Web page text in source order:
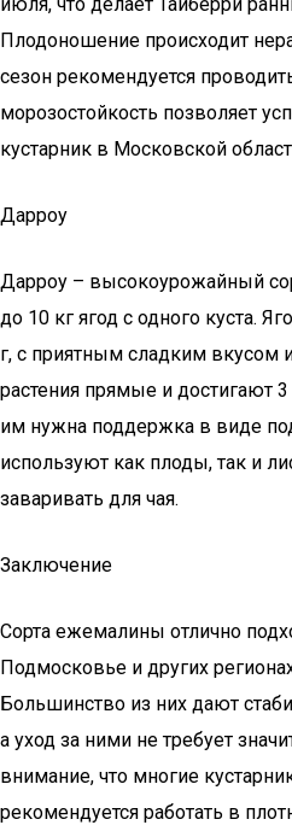
Плодоношение происходит
сезон рекомендуется
морозостойкость позволяет
кустарник в Московской
Дарроу
Дарроу – высокоурожайный
до 10 кг ягод с одного куста.
г, с приятным сладким вкусом
растения прямые и достигают
им нужна поддержка в виде
используют как плоды, так и
заваривать для чая.
Заключение
Сорта ежемалины отлично
Подмосковье и других
Большинство из них дают
а уход за ними не требует
внимание, что многие
рекомендуется работать в